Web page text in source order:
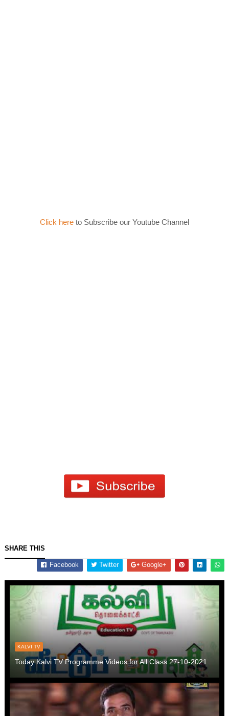
Click here to Subscribe our Youtube Channel
SHARE THIS
Facebook Twitter Google+
KALVI TV
Today Kalvi TV Programme Videos for All Class 27-10-2021